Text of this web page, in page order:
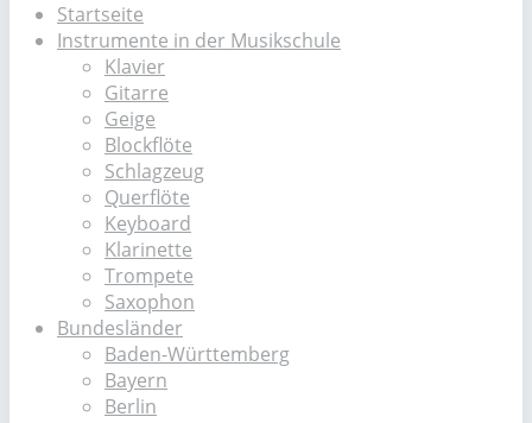
Startseite
Instrumente in der Musikschule
Klavier
Gitarre
Geige
Blockflöte
Schlagzeug
Querflöte
Keyboard
Klarinette
Trompete
Saxophon
Bundesländer
Baden-Württemberg
Bayern
Berlin